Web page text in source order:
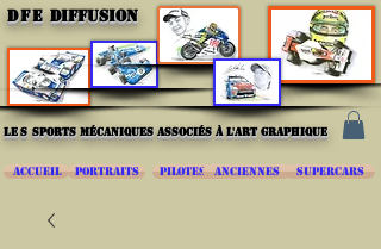
DFE DIFFUSION
les sports mécaniques associés à l'art graphique
ACCUEIL PORTRAITS PILOTES ANCIENNES SUPERCARS